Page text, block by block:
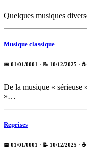
Quelques musiques
Musique classique
📅 01/01/0001 · 📝 10/12/2025 ·
De la musique « sérieuse
»…
Reprises
📅 01/01/0001 · 📝 10/12/2025 ·